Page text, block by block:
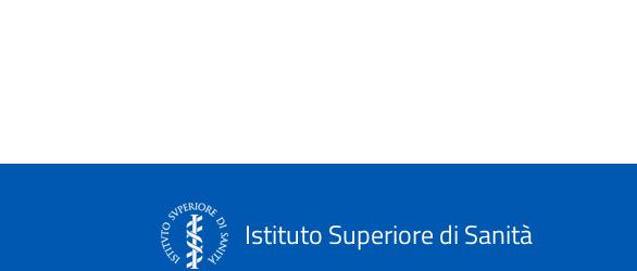
Istituto Superiore di Sanità